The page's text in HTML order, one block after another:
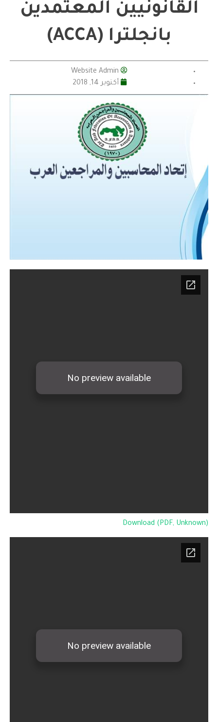
القانونيين المعتمدين
بانجلترا (ACCA)
Website Admin
أكتوبر 14, 2018
Download (PDF, Unknown)